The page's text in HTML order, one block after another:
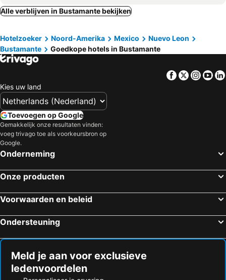
Alle verblijven in Bustamante bekijken
Hotelzoeker Noord-Amerika Mexico
Nuevo Leon
Bustamante
Goedkope hotels in Bustamante
Facebook
Twitter
Kies uw land
Toevoegen op Google
Gemakkelijk onze resultaten vinden:
voeg trivago toe als voorkeursbron op
Google.
Onderneming
Onze producten
Voorwaarden en beleid
Ondersteuning
Meld je aan voor exclusieve
ledenvoordelen